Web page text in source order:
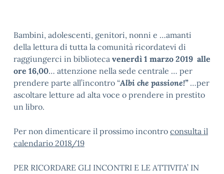
Bambini, adolescenti, genitori, nonni e …amanti
della lettura di tutta la comunità ricordatevi di
raggiungerci in biblioteca venerdì 1 marzo 2019 alle
ore 16,00… attenzione nella sede centrale … per
prendere parte all’incontro “Albi che passione!”…per
ascoltare letture ad alta voce o prendere in prestito
un libro.
Per non dimenticare il prossimo incontro consulta il
calendario 2018/19
PER RICORDARE GLI INCONTRI E LE ATTIVITA’ IN